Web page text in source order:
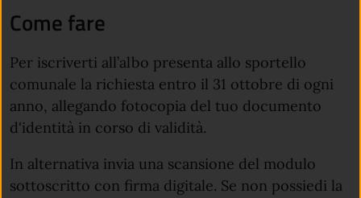
Come fare
Per iscriverti all’albo presenta allo sportello
comunale la richiesta entro il 31 ottobre di ogni
anno, allegando fotocopia del tuo documento
d'identità in corso di validità.
In alternativa invia una scansione del modulo
sottoscritto con firma digitale. Se non possiedi la